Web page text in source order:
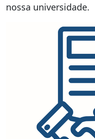
nossa universidade.